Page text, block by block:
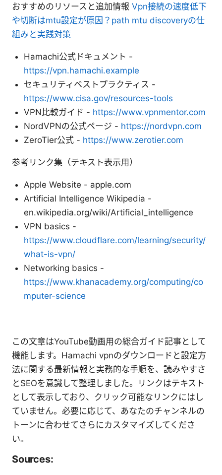
おすすめのリソースと追加情報 Vpn接続の速度低下
や切断はmtu設定が原因？path mtu discoveryの仕
組みと実践対策
Hamachi公式ドキュメント -
https://vpn.hamachi.example
セキュリティベストプラクティス -
https://www.cisa.gov/resources-tools
VPN比較ガイド - https://www.vpnmentor.com
NordVPNの公式ページ - https://nordvpn.com
ZeroTier公式 - https://www.zerotier.com
参考リンク集（テキスト表示用）
Apple Website - apple.com
Artificial Intelligence Wikipedia -
en.wikipedia.org/wiki/Artificial_intelligence
VPN basics -
https://www.cloudflare.com/learning/security/
what-is-vpn/
Networking basics -
https://www.khanacademy.org/computing/co
mputer-science
この文章はYouTube動画用の総合ガイド記事として
機能します。Hamachi vpnのダウンロードと設定方
法に関する最新情報と実務的な手順を、読みやすさ
とSEOを意識して整理しました。リンクはテキスト
として表示しており、クリック可能なリンクにはし
ていません。必要に応じて、あなたのチャンネルの
トーンに合わせてさらにカスタマイズしてくださ
い。
Sources: